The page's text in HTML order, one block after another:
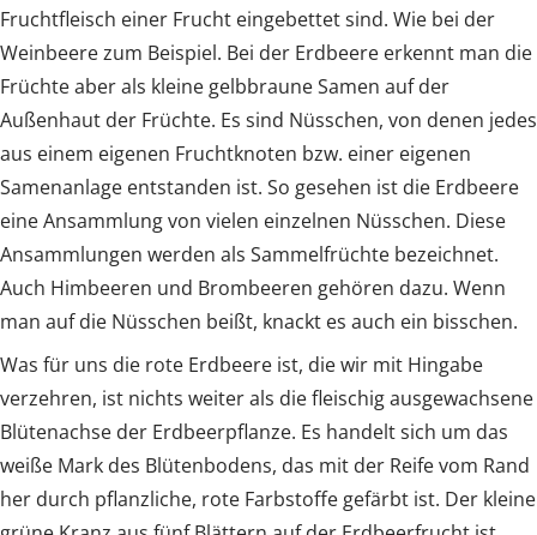
Fruchtfleisch einer Frucht eingebettet sind. Wie bei der
Weinbeere zum Beispiel. Bei der Erdbeere erkennt man die
Früchte aber als kleine gelbbraune Samen auf der
Außenhaut der Früchte. Es sind Nüsschen, von denen jedes
aus einem eigenen Fruchtknoten bzw. einer eigenen
Samenanlage entstanden ist. So gesehen ist die Erdbeere
eine Ansammlung von vielen einzelnen Nüsschen. Diese
Ansammlungen werden als Sammelfrüchte bezeichnet.
Auch Himbeeren und Brombeeren gehören dazu. Wenn
man auf die Nüsschen beißt, knackt es auch ein bisschen.
Was für uns die rote Erdbeere ist, die wir mit Hingabe
verzehren, ist nichts weiter als die fleischig ausgewachsene
Blütenachse der Erdbeerpflanze. Es handelt sich um das
weiße Mark des Blütenbodens, das mit der Reife vom Rand
her durch pflanzliche, rote Farbstoffe gefärbt ist. Der kleine